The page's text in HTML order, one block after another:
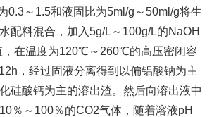
0.3～1.5和液固比为5ml/g～50ml/g将生
配料混合，加入5g/L～100g/L的NaOH
，在温度为120℃～260℃的高压密闭容
，经过固液分离得到以偏铝酸钠为主
硅酸钙为主的溶出渣。然后向溶出液中
％～100％的CO2气体，随着溶液pH